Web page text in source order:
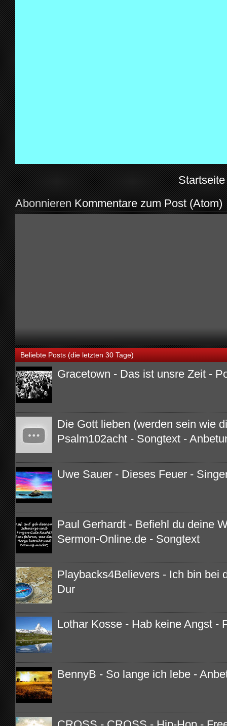
Startseite
AbonnierenKommentare zum Post (Atom)
Beliebte Posts (die letzten 30 Tage)
Gracetown - Das ist unsre Zeit -
Die Gott lieben (werden sein wie
Psalm102acht - Songtext -
Uwe Sauer - Dieses Feuer -
Paul Gerhardt - Befiehl du deine
Sermon-Online.de - Songtext
Playbacks4Believers - Ich bin bei
Dur
Lothar Kosse - Hab keine Angst -
BennyB - So lange ich lebe -